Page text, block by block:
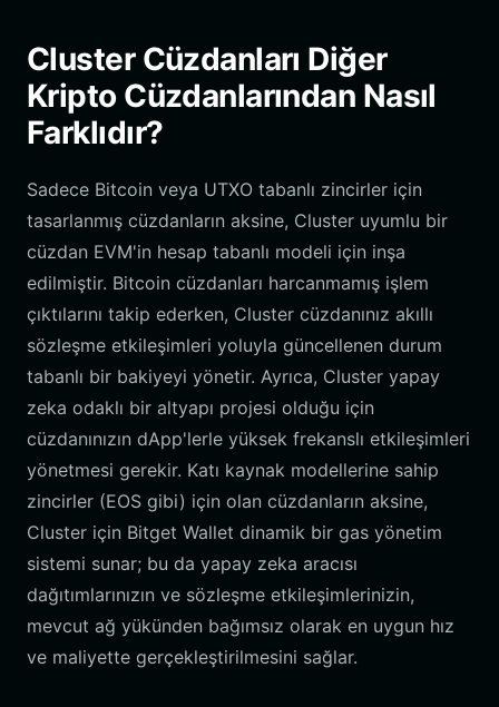
Cluster Cüzdanları Diğer
Kripto Cüzdanlarından Nasıl
Farklıdır?
Sadece Bitcoin veya UTXO tabanlı zincirler için
tasarlanmış cüzdanların aksine, Cluster uyumlu bir
cüzdan EVM'in hesap tabanlı modeli için inşa
edilmiştir. Bitcoin cüzdanları harcanmamış işlem
çıktılarını takip ederken, Cluster cüzdanınız akıllı
sözleşme etkileşimleri yoluyla güncellenen durum
tabanlı bir bakiyeyi yönetir. Ayrıca, Cluster yapay
zeka odaklı bir altyapı projesi olduğu için
cüzdanınızın dApp'lerle yüksek frekanslı etkileşimleri
yönetmesi gerekir. Katı kaynak modellerine sahip
zincirler (EOS gibi) için olan cüzdanların aksine,
Cluster için Bitget Wallet dinamik bir gas yönetim
sistemi sunar; bu da yapay zeka aracısı
dağıtımlarınızın ve sözleşme etkileşimlerinizin,
mevcut ağ yükünden bağımsız olarak en uygun hız
ve maliyette gerçekleştirilmesini sağlar.